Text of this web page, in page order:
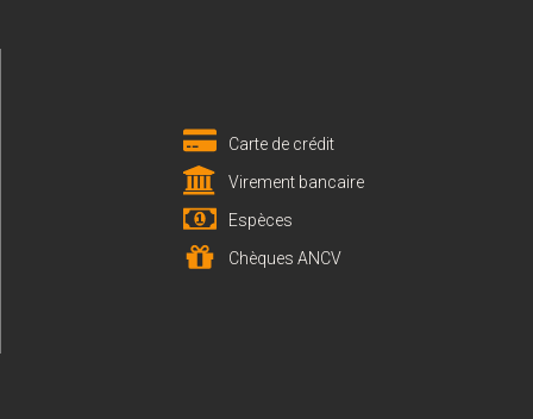
Carte de crédit
Virement bancaire
Espèces
Chèques ANCV